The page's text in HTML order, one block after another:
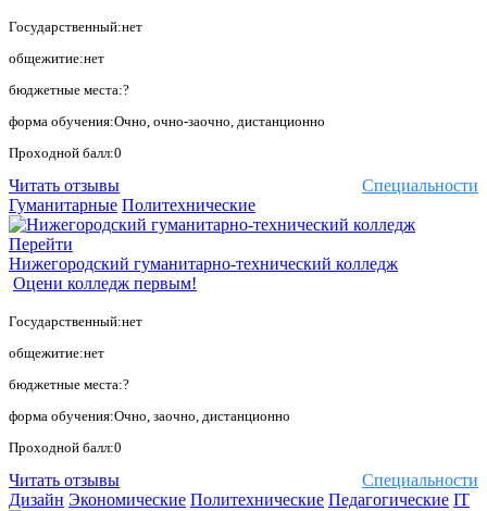
Государственный:нет
общежитие:нет
бюджетные места:?
форма обучения:Очно, очно-заочно, дистанционно
Проходной балл:0
Специальности
Читать отзывы
Гуманитарные Политехнические
Перейти
Нижегородский гуманитарно-технический колледж
Оцени колледж первым!
Государственный:нет
общежитие:нет
бюджетные места:?
форма обучения:Очно, заочно, дистанционно
Проходной балл:0
Специальности
Читать отзывы
Дизайн Экономические Политехнические Педагогические IT